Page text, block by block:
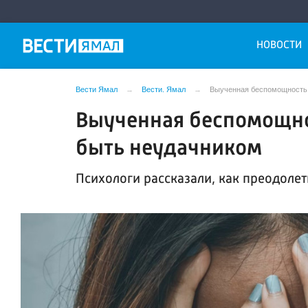
НОВОСТИ
Вести Ямал Вести. Ямал Выученная
Выученная
быть неудачником
Психологи рассказали, как